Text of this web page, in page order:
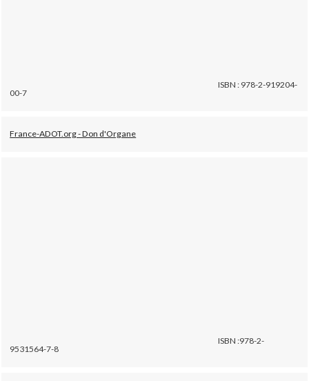
ISBN : 978-2-919204-
00-7
France-ADOT.org - Don d'Organe
ISBN :978-2-
9531564-7-8